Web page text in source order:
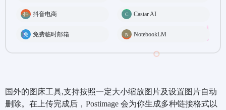
抖音电商 Castar AI
免费临时邮箱 NotebookLM
国外的图床工具,支持按照一定大小缩放图片及设置图片自动
删除。在上传完成后，Postimage 会为你生成多种链接格式以